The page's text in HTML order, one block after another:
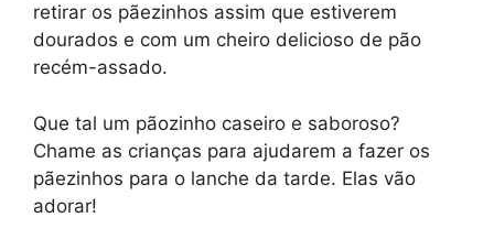
retirar os pãezinhos assim que estiverem
dourados e com um cheiro delicioso de pão
recém-assado.
Que tal um pãozinho caseiro e saboroso?
Chame as crianças para ajudarem a fazer os
pãezinhos para o lanche da tarde. Elas vão
adorar!